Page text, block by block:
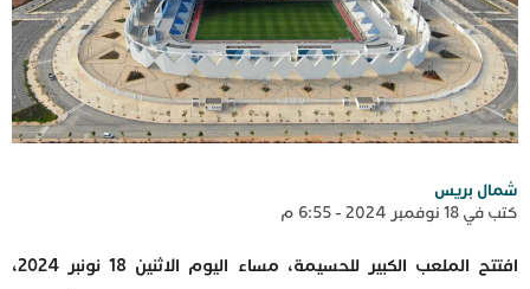
شمال بريس
كتب في 18 نوفمبر 2024 - 6:55 م
افتتح الملعب الكبير للحسيمة، مساء اليوم الاثنين 18 نونبر 2024،